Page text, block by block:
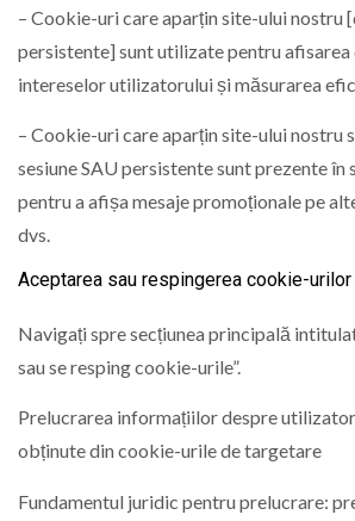
– Cookie-uri care aparțin site-ului nostru
persistente] sunt utilizate pentru afisarea
intereselor utilizatorului și măsurarea
– Cookie-uri care aparțin site-ului nostru
sesiune SAU persistente sunt prezente
pentru a afișa mesaje promoționale pe
dvs.
Aceptarea sau respingerea cookie-
Navigați spre secțiunea principală
sau se resping cookie-urile”.
Prelucrarea informațiilor despre
obținute din cookie-urile de targetare
Fundamentul juridic pentru prelucrare: